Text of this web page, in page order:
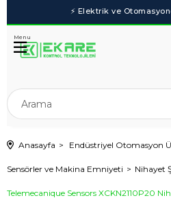
Menu
Anasayfa Endüstriyel Otomasyon
Sensörler ve Makina Emniyeti Nihayet
Telemecanique Sensors XCKN2110P20